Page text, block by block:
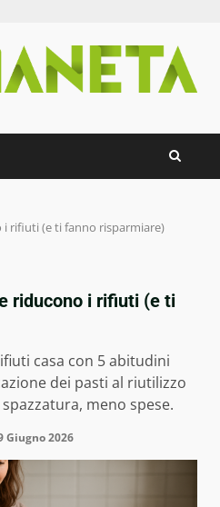
rifiuti (e ti fanno risparmiare)
riducono i rifiuti (e ti
casa con 5 abitudini
dei pasti al riutilizzo
meno spese.
Giugno 2026